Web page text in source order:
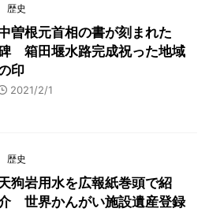
歴史
曽根元首相の書が刻まれた
箱田堰水路完成祝った地域
印
2021/2/1
歴史
狗岩用水を広報紙巻頭で紹
世界かんがい施設遺産登録